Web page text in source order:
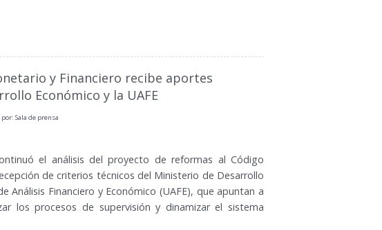
y Financiero recibe aportes
Económico y la UAFE
Sala de prensa
el análisis del proyecto de reformas al Código
de criterios técnicos del Ministerio de Desarrollo
Análisis Financiero y Económico (UAFE), que apuntan a
los procesos de supervisión y dinamizar el sistema